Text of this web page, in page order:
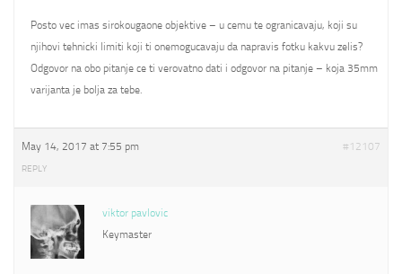
Posto vec imas sirokougaone objektive – u cemu te ogranicavaju, koji su
njihovi tehnicki limiti koji ti onemogucavaju da napravis fotku kakvu zelis?
Odgovor na obo pitanje ce ti verovatno dati i odgovor na pitanje – koja 35mm
varijanta je bolja za tebe.
May 14, 2017 at 7:55 pm #12107
REPLY
viktor pavlovic
Keymaster